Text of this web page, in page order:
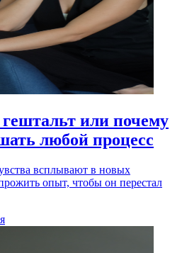
или почему
любой процесс
всплывают в новых
опыт, чтобы он перестал